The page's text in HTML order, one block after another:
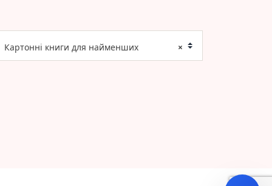
×
книги для найменших